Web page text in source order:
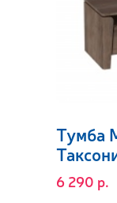
Тумба
6 290 р.